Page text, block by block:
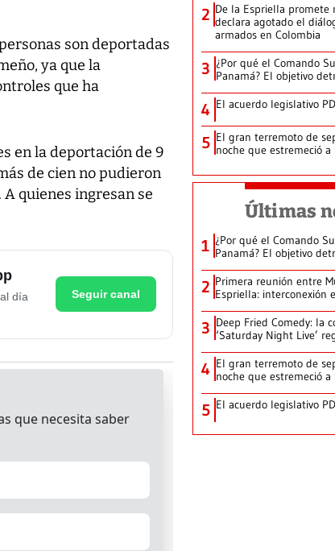
son deportadas
ya que la
que ha
en la deportación de 9
de cien no pudieron
quienes ingresan se
día
Seguir canal
2 De la Espriella promete
declara agotado el
armados en Colombia
3 ¿Por qué el Comando
Panamá? El objetivo
4 El acuerdo legislativo
5 El gran terremoto de
noche que estremeció a
Últimas
1 ¿Por qué el Comando
Panamá? El objetivo
2 Primera reunión entre
Espriella: interconexión
3 Deep Fried Comedy: la
‘Saturday Night Live’
4 El gran terremoto de
noche que estremeció a
5 El acuerdo legislativo